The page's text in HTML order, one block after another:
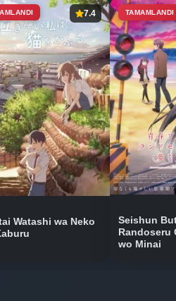
7.4
Watashi wa Neko
TAMAMLANDI
Seishun
Randoseru
wo Minai